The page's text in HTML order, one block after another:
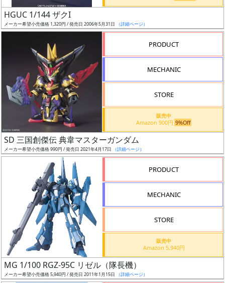
日
発
売
シュ
通知
対象
ギ
ャ
ラ
価
格
改
定
予
HGUC 1/144 ザクI
メーカー希望小売価格 1,320円 / 発売日 2006年5月31日 （詳細ページ）
PRODUCT
MECHANIC
STORE
販売中
Amazon 900円 9%Off
SD 三国創傑伝 典韋マスターガンダム
メーカー希望小売価格 990円 / 発売日 2021年4月17日 （詳細ページ）
PRODUCT
MECHANIC
STORE
販売中
Amazon 5,940円
MG 1/100 RGZ-95C リゼル（隊長機）
メーカー希望小売価格 5,940円 / 発売日 2011年1月15日 （詳細ページ）